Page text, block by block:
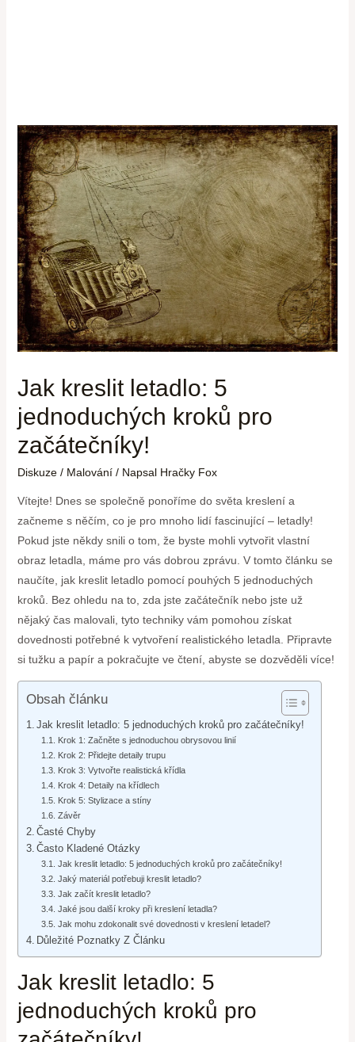
Jak kreslit letadlo: 5
jednoduchých kroků pro
začátečníky!
Diskuze / Malování/ Napsal Hračky Fox
Vítejte! Dnes se společně ponoříme do světa kreslení a
začneme s něčím, co je pro mnoho lidí fascinující – letadly!
Pokud jste někdy snili o tom, že byste mohli vytvořit vlastní
obraz letadla, máme pro vás dobrou zprávu. V tomto článku se
naučíte, jak kreslit letadlo pomocí pouhých 5 jednoduchých
kroků. Bez ohledu na to, zda jste začátečník nebo jste už
nějaký čas malovali, tyto techniky vám pomohou získat
dovednosti potřebné k vytvoření realistického letadla. Připravte
si tužku a papír a pokračujte ve čtení, abyste se dozvěděli více!
Obsah článku
Jak kreslit letadlo: 5 jednoduchých kroků pro začátečníky!
Krok 1: Začněte s jednoduchou obrysovou linií
Krok 2: Přidejte detaily trupu
Krok 3: Vytvořte realistická křídla
Krok 4: Detaily na křídlech
Krok 5: Stylizace a stíny
Závěr
Časté Chyby
Často Kladené Otázky
Jak kreslit letadlo: 5 jednoduchých kroků pro začátečníky!
Jaký materiál potřebuji kreslit letadlo?
Jak začít kreslit letadlo?
Jaké jsou další kroky při kreslení letadla?
Jak mohu zdokonalit své dovednosti v kreslení letadel?
Důležité Poznatky Z Článku
Jak kreslit letadlo: 5
jednoduchých kroků pro